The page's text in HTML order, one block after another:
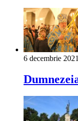
6 decembrie 2021